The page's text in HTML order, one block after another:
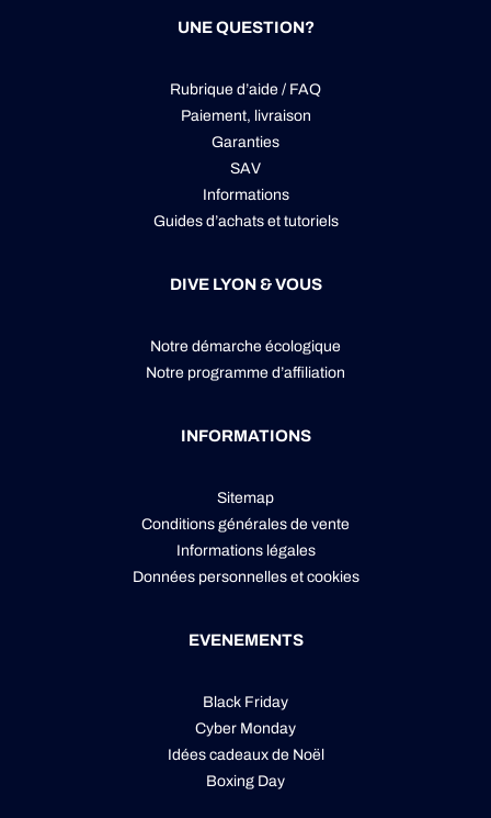
UNE QUESTION?
Rubrique d’aide / FAQ
Paiement, livraison
Garanties
SAV
Informations
Guides d’achats et tutoriels
DIVE LYON & VOUS
Notre démarche écologique
Notre programme d’affiliation
INFORMATIONS
Sitemap
Conditions générales de vente
Informations légales
Données personnelleset cookies
EVENEMENTS
Black Friday
Cyber Monday
Idées cadeaux de Noël
Boxing Day